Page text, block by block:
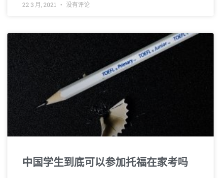
22 3 月, 2021 没有评论
中国学生到底可以参加托福在家考吗